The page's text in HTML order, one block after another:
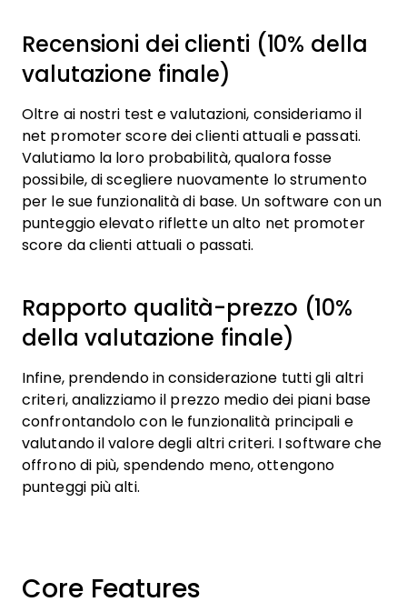
Recensioni dei clienti (10% della
valutazione finale)
Oltre ai nostri test e valutazioni, consideriamo il
net promoter score dei clienti attuali e passati.
Valutiamo la loro probabilità, qualora fosse
possibile, di scegliere nuovamente lo strumento
per le sue funzionalità di base. Un software con un
punteggio elevato riflette un alto net promoter
score da clienti attuali o passati.
Rapporto qualità-prezzo (10%
della valutazione finale)
Infine, prendendo in considerazione tutti gli altri
criteri, analizziamo il prezzo medio dei piani base
confrontandolo con le funzionalità principali e
valutando il valore degli altri criteri. I software che
offrono di più, spendendo meno, ottengono
punteggi più alti.
Core Features